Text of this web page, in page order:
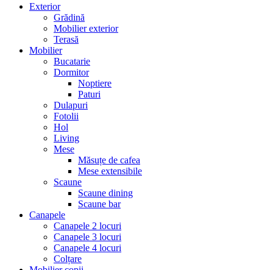
Exterior
Grădină
Mobilier exterior
Terasă
Mobilier
Bucatarie
Dormitor
Noptiere
Paturi
Dulapuri
Fotolii
Hol
Living
Mese
Măsuțe de cafea
Mese extensibile
Scaune
Scaune dining
Scaune bar
Canapele
Canapele 2 locuri
Canapele 3 locuri
Canapele 4 locuri
Colțare